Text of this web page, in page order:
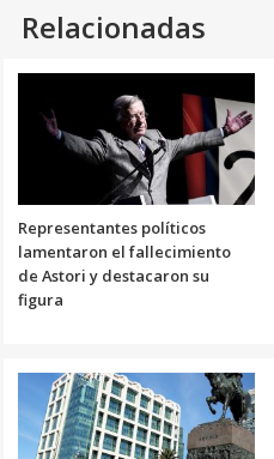
Relacionadas
Representantes políticos
lamentaron el fallecimiento
de Astori y destacaron su
figura